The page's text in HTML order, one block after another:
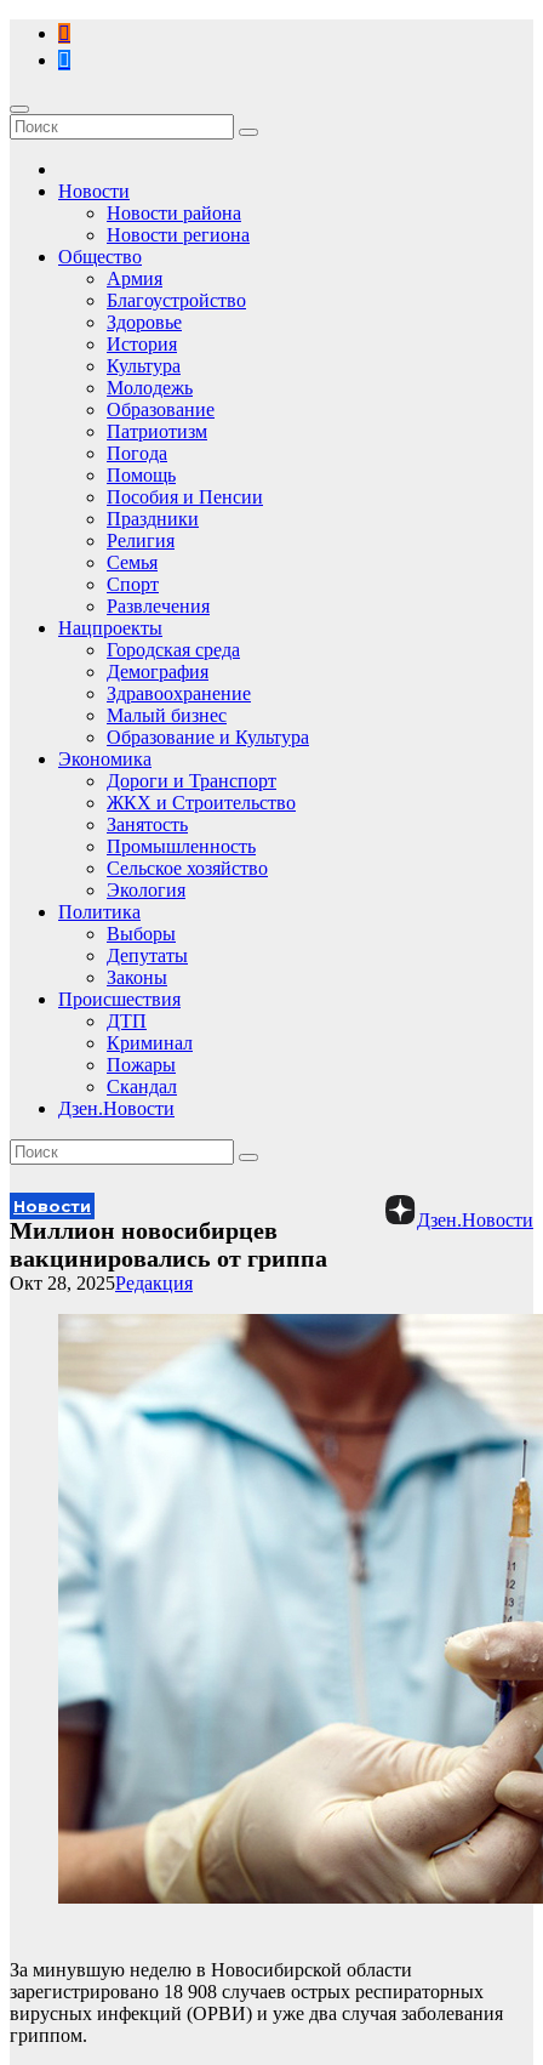
Перейти
содержимому
Новости
Новости района
Новости региона
Общество
Армия
Благоустройство
Здоровье
История
Культура
Молодежь
Образование
Патриотизм
Погода
Помощь
Пособия и Пенсии
Праздники
Религия
Семья
Спорт
Развлечения
Нацпроекты
Городская среда
Демография
Здравоохранение
Малый бизнес
Образование и Культура
Экономика
Дороги и Транспорт
ЖКХ и Строительство
Занятость
Промышленность
Сельское хозяйство
Экология
Политика
Выборы
Депутаты
Законы
Происшествия
ДТП
Криминал
Пожары
Скандал
Дзен.Новости
Дзен.Новости
Новости
Миллион новосибирцев
вакцинировались от гриппа
Редакция
Окт 28, 2025
За минувшую неделю в Новосибирской области
зарегистрировано 18 908 случаев острых респираторных
вирусных инфекций (ОРВИ) и уже два случая заболевания
гриппом.